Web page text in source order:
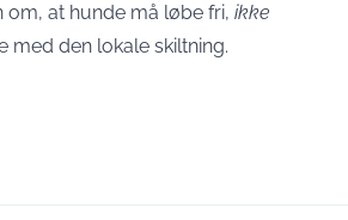
om, at hunde må løbe fri, ikke
med den lokale skiltning.